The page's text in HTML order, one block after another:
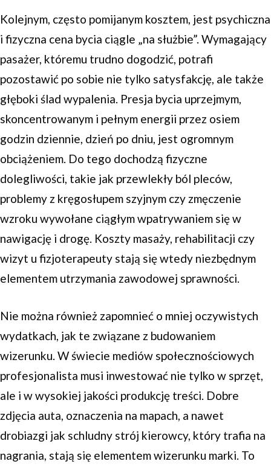
Kolejnym, często pomijanym kosztem, jest psychiczna
i fizyczna cena bycia ciągle „na służbie”. Wymagający
pasażer, któremu trudno dogodzić, potrafi
pozostawić po sobie nie tylko satysfakcję, ale także
głęboki ślad wypalenia. Presja bycia uprzejmym,
skoncentrowanym i pełnym energii przez osiem
godzin dziennie, dzień po dniu, jest ogromnym
obciążeniem. Do tego dochodzą fizyczne
dolegliwości, takie jak przewlekły ból pleców,
problemy z kręgosłupem szyjnym czy zmęczenie
wzroku wywołane ciągłym wpatrywaniem się w
nawigację i drogę. Koszty masaży, rehabilitacji czy
wizyt u fizjoterapeuty stają się wtedy niezbędnym
elementem utrzymania zawodowej sprawności.
Nie można również zapomnieć o mniej oczywistych
wydatkach, jak te związane z budowaniem
wizerunku. W świecie mediów społecznościowych
profesjonalista musi inwestować nie tylko w sprzęt,
ale i w wysokiej jakości produkcję treści. Dobre
zdjęcia auta, oznaczenia na mapach, a nawet
drobiazgi jak schludny strój kierowcy, który trafia na
nagrania, stają się elementem wizerunku marki. To